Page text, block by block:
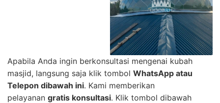
Apabila Anda ingin berkonsultasi mengenai kubah
masjid, langsung saja klik tombol WhatsApp atau
Telepon dibawah ini. Kami memberikan
pelayanan gratis konsultasi. Klik tombol dibawah